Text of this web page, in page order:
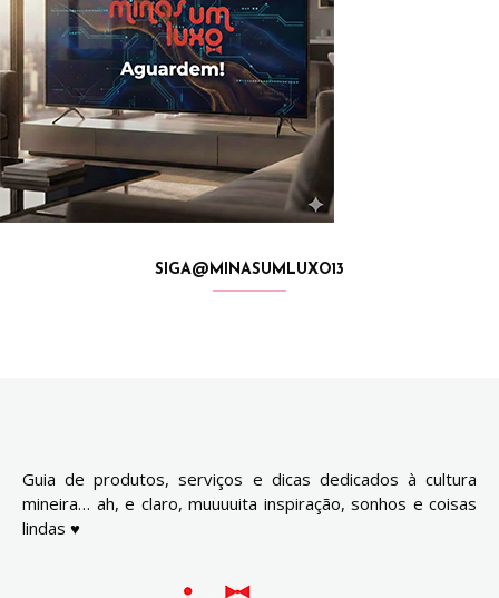
SIGA@MINASUMLUXO13
Guia de produtos, serviços e dicas dedicados à cultura
mineira… ah, e claro, muuuuita inspiração, sonhos e coisas
lindas ♥